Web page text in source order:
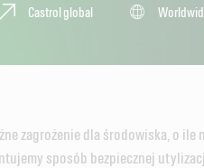
Castrol global
zagrożenie dla środowiska, o ile
sposób bezpiecznej